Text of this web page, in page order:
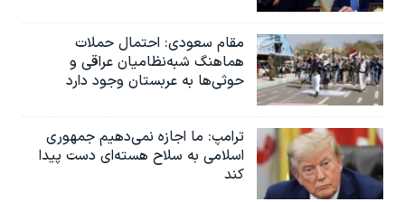
مقام سعودی: احتمال حملات
هماهنگ شبه‌نظامیان عراقی و
حوثی‌ها به عربستان وجود دارد
ترامپ: ما اجازه نمی‌دهیم جمهوری
اسلامی به سلاح هسته‌ای دست پیدا
کند